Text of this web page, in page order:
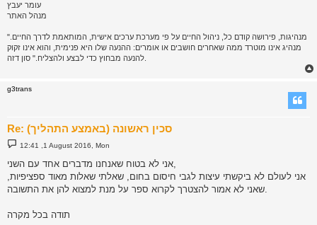
עומר יעבץ
מנהל האתר
"מנהיגות, פירושה קודם כל, ניהול החיים על פי מערכת ערכים אישית, המותאמת לדרך החיים.
מנהיג אינו מוטרד ממה שאחרים חושבים או אומרים: ההנעה שלו היא פנימית, והוא אינו זקוק
להנעה מבחוץ כדי לבצע ולהצליח." סון דזה.
g3trans
Re: סכין ראשונה (באמצע התהליך)
P
o
t
12:41 ,1 August 2016, Mon
אני לעולם לא ביקשתי עיצות לגבי חיסום בחום, שאלתי שאלות מאוד ספציפיות,
תודה בכל מקרה